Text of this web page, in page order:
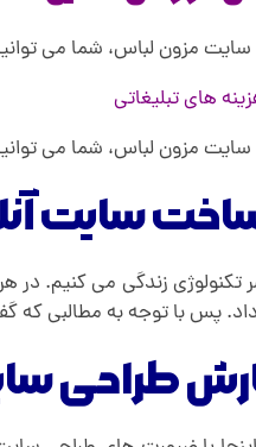
سایت مزون لباس، شما می
های تبلیغاتی
سایت مزون لباس، شما می
سایت
تکنولوژی زندگی می کنیم. در
پس با توجه به مطالبی که
طراحی